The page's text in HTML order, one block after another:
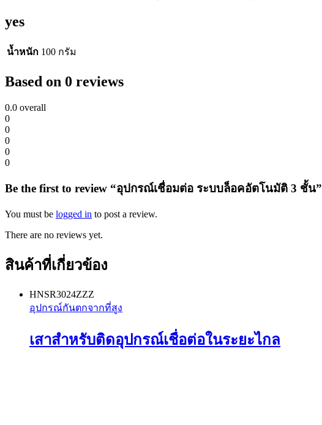
yes
น้ำหนัก 100 กรัม
Based on 0 reviews
0.0 overall
0
0
0
0
0
Be the first to review “อุปกรณ์เชื่อมต่อ ระบบล็อคอัตโนมัติ 3 ชั้น”
You must be logged in to post a review.
There are no reviews yet.
สินค้าที่เกี่ยวข้อง
HNSR3024ZZZ
อุปกรณ์กันตกจากที่สูง
เสาสำหรับติดอุปกรณ์เชื่อต่อในระยะไกล